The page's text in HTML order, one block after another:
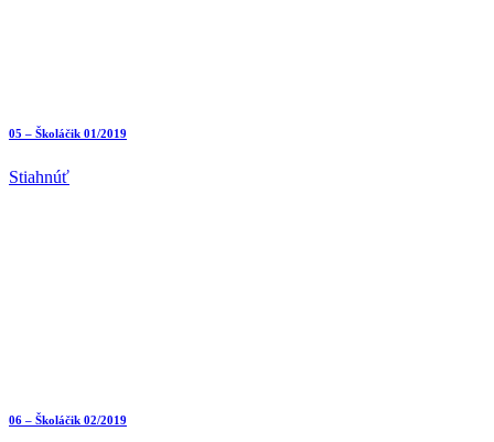
05 – Školáčik 01/2019
Stiahnúť
06 – Školáčik 02/2019